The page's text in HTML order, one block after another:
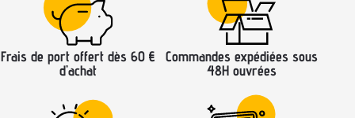
Frais de port offert dès 60 €
d’achat
Commandes expédiées sous
48H ouvrées